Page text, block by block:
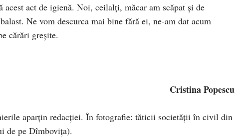
act de igienă. Noi, ceilalți, măcar am scăpat și de
Ne vom descurca mai bine fără ei, ne-am dat acum
cărări greșite.
Cristina Popescu
aparțin redacției. În fotografie: tăticii societății în civil din
de pe Dîmbovița).